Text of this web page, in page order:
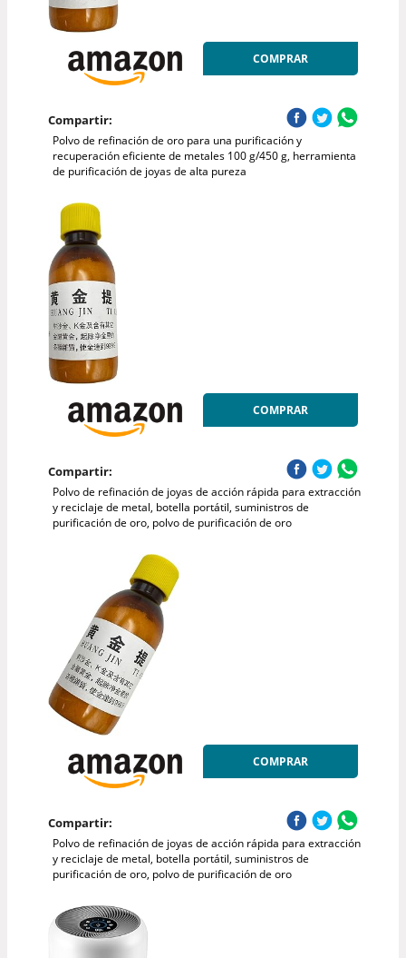
COMPRAR
Compartir:
Polvo de refinación de oro para una purificación y
recuperación eficiente de metales 100 g/450 g, herramienta
de purificación de joyas de alta pureza
COMPRAR
Compartir:
Polvo de refinación de joyas de acción rápida para extracción
y reciclaje de metal, botella portátil, suministros de
purificación de oro, polvo de purificación de oro
COMPRAR
Compartir:
Polvo de refinación de joyas de acción rápida para extracción
y reciclaje de metal, botella portátil, suministros de
purificación de oro, polvo de purificación de oro